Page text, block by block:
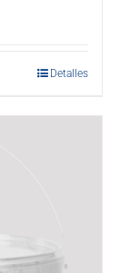
Detalles